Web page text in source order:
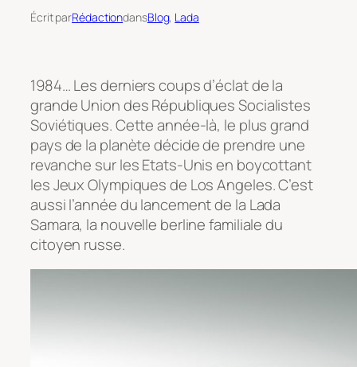
Écrit parRédactiondansBlog, Lada
1984… Les derniers coups d’éclat de la
grande Union des Républiques Socialistes
Soviétiques. Cette année-là, le plus grand
pays de la planète décide de prendre une
revanche sur les Etats-Unis en boycottant
les Jeux Olympiques de Los Angeles. C’est
aussi l’année du lancement de la Lada
Samara, la nouvelle berline familiale du
citoyen russe.